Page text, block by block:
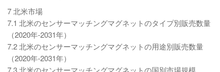
7 北米市場
7.1 北米のセンサーマッチングマグネットのタイプ別販売数量
（2020年-2031年）
7.2 北米のセンサーマッチングマグネットの用途別販売数量
（2020年-2031年）
7.3 北米のセンサーマッチングマグネットの国別市場規模